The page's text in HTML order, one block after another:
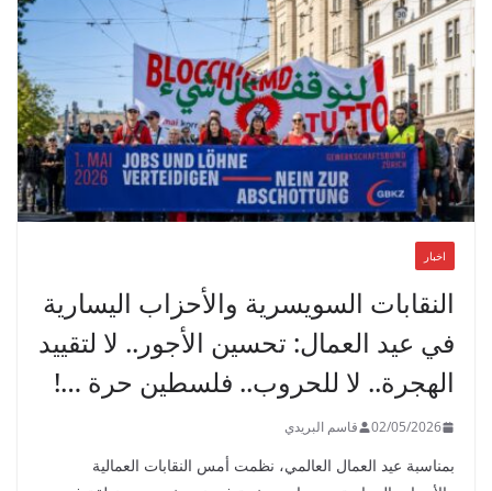
اخبار
النقابات السويسرية والأحزاب اليسارية
في عيد العمال: تحسين الأجور.. لا لتقييد
الهجرة.. لا للحروب.. فلسطين حرة …!
02/05/2026 قاسم البريدي
بمناسبة عيد العمال العالمي، نظمت أمس النقابات العمالية